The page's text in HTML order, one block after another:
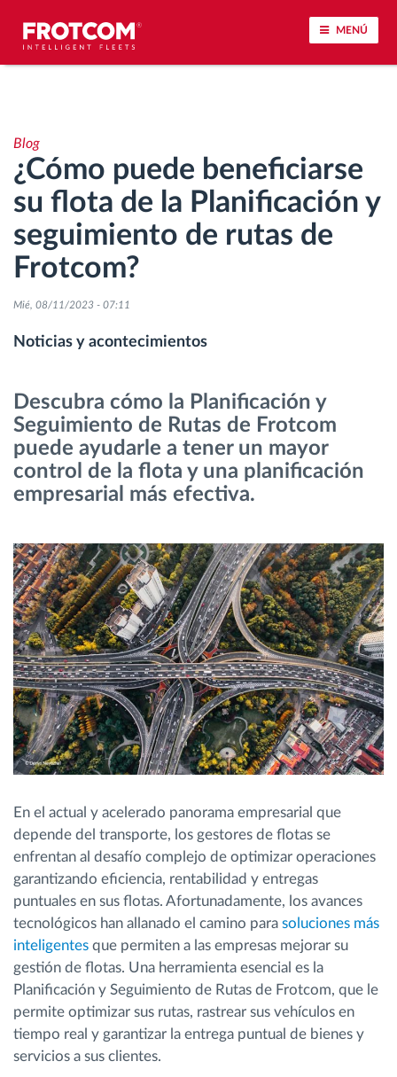
MENÚ
Análisis de la conducta en la conducción
Seguimiento del tiempo de conducción
Gestión de plantilla
Control de acceso
Gestión de combustible
Planificación y seguimiento de rutas
Identificación automática del conductor
Descubrir todas las características
¿Cómo podemos ayudar en el control de la
actividad de su flota?
Calculadora de ahorro
Blog
¿Cómo puede beneficiarse
su flota de la Planificación y
seguimiento de rutas de
Frotcom?
Mié, 08/11/2023 - 07:11
Noticias y acontecimientos
Descubra cómo la Planificación y
Seguimiento de Rutas de Frotcom
puede ayudarle a tener un mayor
control de la flota y una planificación
empresarial más efectiva.
En el actual y acelerado panorama empresarial que
depende del transporte, los gestores de flotas se
enfrentan al desafío complejo de optimizar operaciones
garantizando eficiencia, rentabilidad y entregas
puntuales en sus flotas. Afortunadamente, los avances
tecnológicos han allanado el camino para soluciones más
inteligentes que permiten a las empresas mejorar su
gestión de flotas. Una herramienta esencial es la
Planificación y Seguimiento de Rutas de Frotcom, que le
permite optimizar sus rutas, rastrear sus vehículos en
tiempo real y garantizar la entrega puntual de bienes y
servicios a sus clientes.